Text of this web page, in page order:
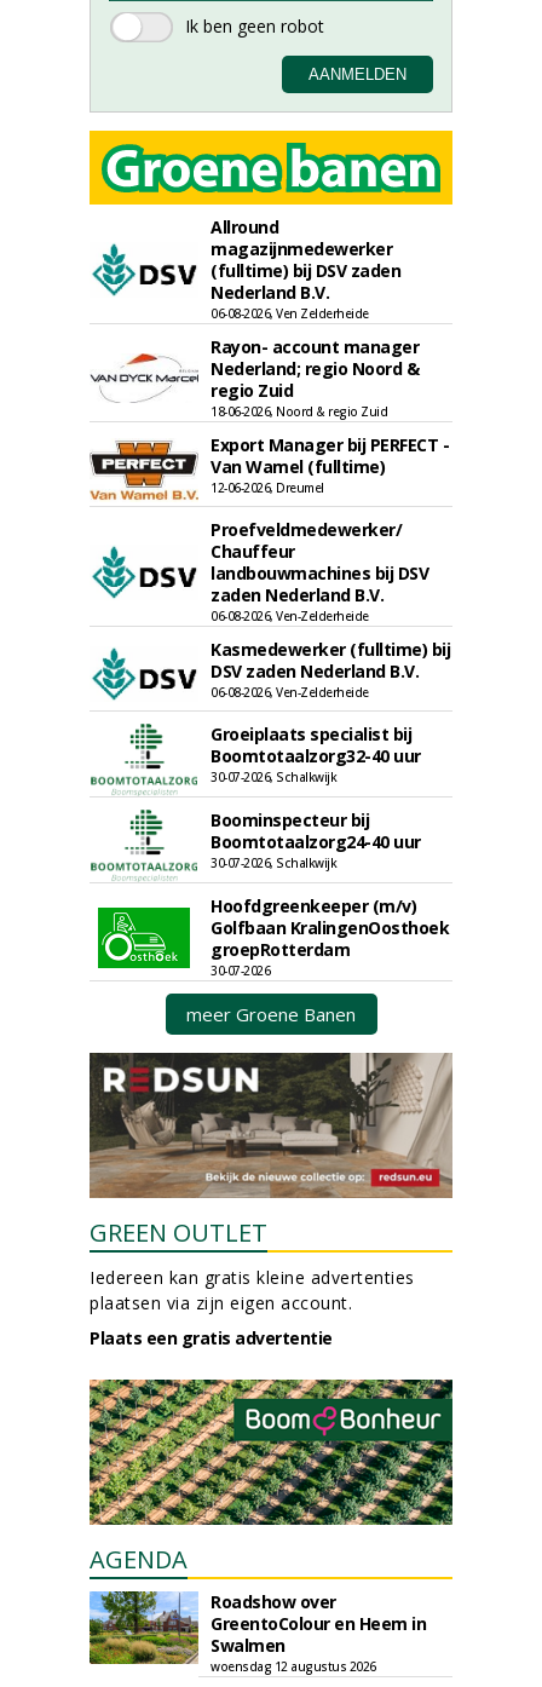
Allround
magazijnmedewerker
(fulltime) bij DSV zaden
Nederland B.V.
06-08-2026, Ven Zelderheide
Rayon- account manager
Nederland; regio Noord &
regio Zuid
18-06-2026, Noord & regio Zuid
Export Manager bij PERFECT -
Van Wamel (fulltime)
12-06-2026, Dreumel
Proefveldmedewerker/
Chauffeur
landbouwmachines bij DSV
zaden Nederland B.V.
06-08-2026, Ven-Zelderheide
Kasmedewerker (fulltime) bij
DSV zaden Nederland B.V.
06-08-2026, Ven-Zelderheide
Groeiplaats specialist bij
Boomtotaalzorg32-40 uur
30-07-2026, Schalkwijk
Boominspecteur bij
Boomtotaalzorg24-40 uur
30-07-2026, Schalkwijk
Hoofdgreenkeeper (m/v)
Golfbaan KralingenOosthoek
groepRotterdam
30-07-2026
meer Groene Banen
GREEN OUTLET
Iedereen kan gratis kleine advertenties
plaatsen via zijn eigen account.
Plaats een gratis advertentie
AGENDA
Roadshow over
GreentoColour en Heem in
Swalmen
woensdag 12 augustus 2026